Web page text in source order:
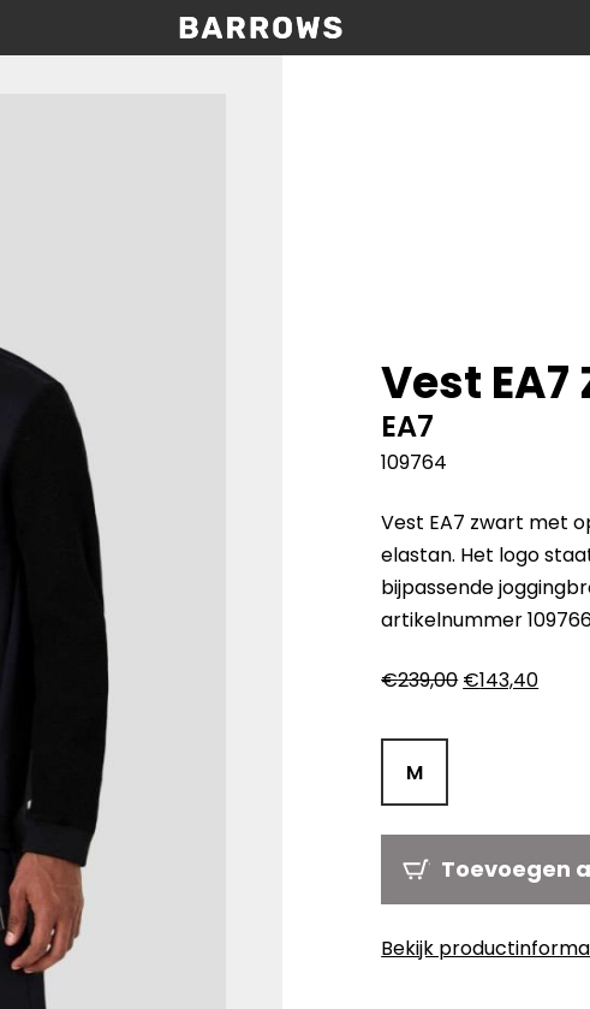
Vest
EA7
109764
Vest EA7 zwart met
elastan. Het logo
bijpassende
artikelnummer
€239,00 €143,40Huidige
M
Toevoegen
Bekijk